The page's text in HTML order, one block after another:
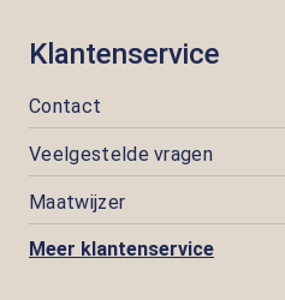
Klantenservice
Contact
Veelgestelde vragen
Maatwijzer
Meer klantenservice